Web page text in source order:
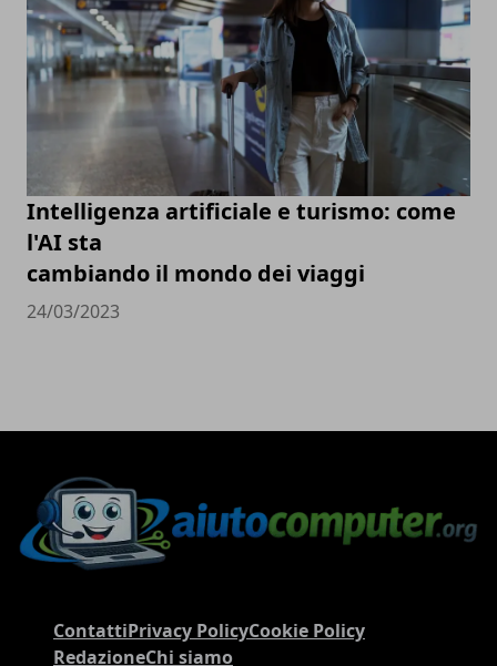
Intelligenza artificiale e turismo: come
l'AI sta
cambiando il mondo dei viaggi
24/03/2023
ContattiPrivacy PolicyCookie Policy
RedazioneChi siamo